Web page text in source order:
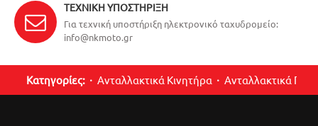
ΤΕΧΝΙΚΉ ΥΠΟΣΤΉΡΙΞΗ
Για τεχνική υποστήριξη ηλεκτρονικό ταχυδρομείο:
info@nkmoto.gr
Κατηγορίες: Ανταλλακτικά Κινητήρα Ανταλλακτικά